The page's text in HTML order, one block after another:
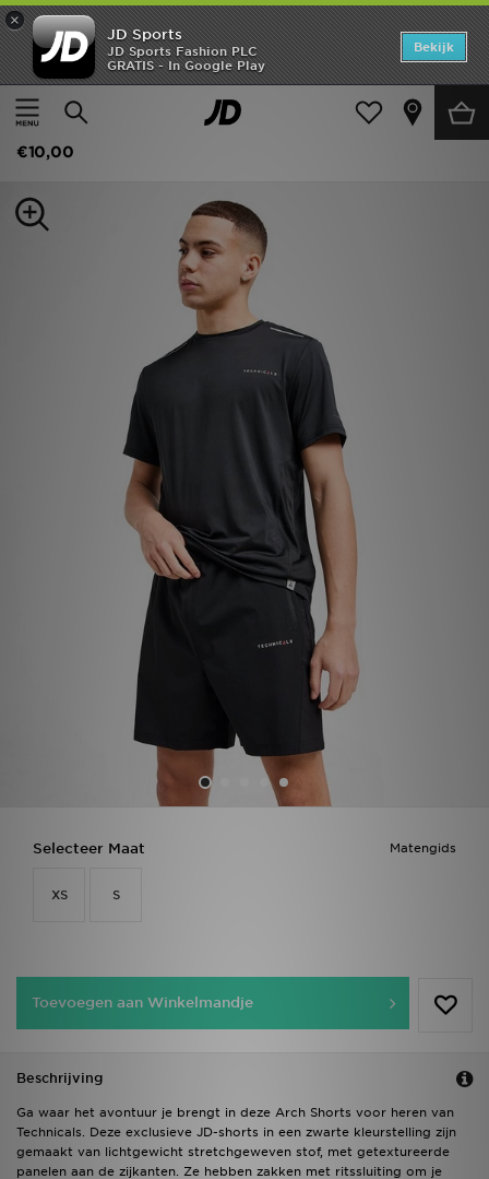
×
JD Sports
JD Sports Fashion PLC
GRATIS - In Google Play
Bekijk
Thuis
Heren Herenkleding Sportkleding
Technicals Arch Shorts
€10,00
Matengids
Selecteer Maat
XS S
Toevoegen aan Winkelmandje
Beschrijving
Ga waar het avontuur je brengt in deze Arch Shorts voor heren van
Technicals. Deze exclusieve JD-shorts in een zwarte kleurstelling zijn
gemaakt van lichtgewicht stretchgeweven stof, met getextureerde
panelen aan de zijkanten. Ze hebben zakken met ritssluiting om je
Home
Offers
Dames
Vind een winkel
Bestelling traceren
Download de app